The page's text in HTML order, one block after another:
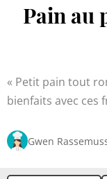
Pain au
Petit pain tout
bienfaits avec ces
Gwen